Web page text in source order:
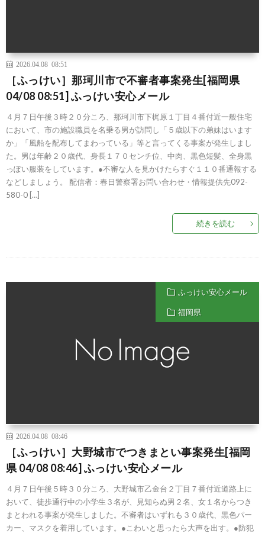
2026.04.08 08:51
［ふっけい］那珂川市で不審者事案発生[福岡県
04/08 08:51] ふっけい安心メール
４月７日午後３時２０分ころ、那珂川市下梶原１丁目４番付近一般住宅
において、市の施設職員を名乗る男が訪問し「５歳以下の弟妹はいます
か」「風船を配布してまわっている」等と言ってくる事案が発生しまし
た。男は年齢２０歳代、身長１７０センチ位、中肉、黒色短髪、全身黒
っぽい服装をしています。●不審な人を見かけたらすぐ１１０番通報する
などしましょう。 配信者：春日警察署お問い合わせ・情報提供先092-
580-0 […]
続きを読む
ふっけい安心メール
福岡県
2026.04.08 08:46
［ふっけい］大野城市でつきまとい事案発生[福岡
県 04/08 08:46] ふっけい安心メール
４月７日午後５時３０分ころ、大野城市乙金台２丁目７番付近道路上に
おいて、徒歩通行中の小学生３名が、見知らぬ男２名、女１名からつき
まとわれる事案が発生しました。不審者はいずれも３０歳代、黒色パー
カー、マスクを着用しています。●こわいと思ったら大声を出す。●防犯